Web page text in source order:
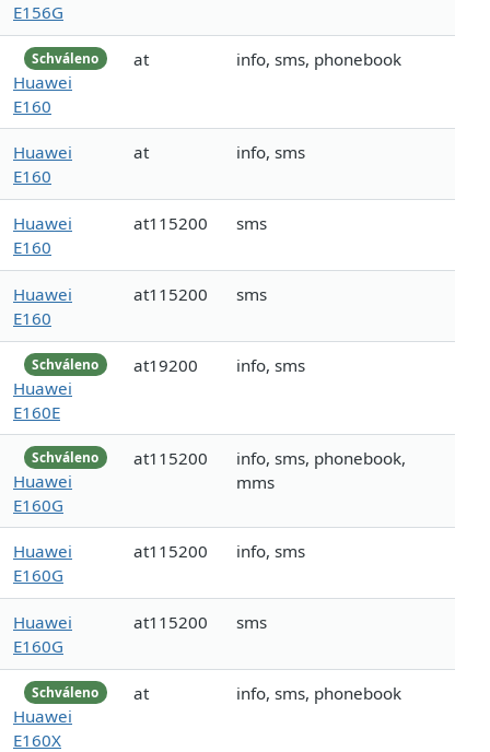
E156G
Schváleno
Huawei
E160
at info, sms, phonebook
Huawei
E160
at info, sms
Huawei
E160
at115200 sms
Huawei
E160
at115200 sms
Schváleno
Huawei
E160E
at19200 info, sms
Schváleno
Huawei
E160G
at115200
info, sms, phonebook,
mms
Huawei
E160G
at115200 info, sms
Huawei
E160G
at115200 sms
Schváleno
Huawei
E160X
at info, sms, phonebook